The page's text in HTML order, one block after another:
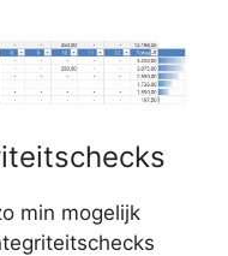
min mogelijk